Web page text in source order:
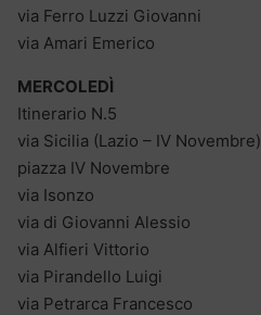
via Ferro Luzzi Giovanni
via Amari Emerico
MERCOLEDÌ
Itinerario N.5
via Sicilia (Lazio – IV Novembre)
piazza IV Novembre
via Isonzo
via di Giovanni Alessio
via Alfieri Vittorio
via Pirandello Luigi
via Petrarca Francesco